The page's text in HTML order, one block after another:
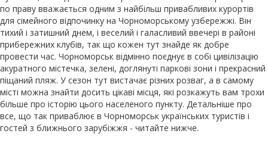
по праву вважається одним з найбільш привабливих курортів
для сімейного відпочинку на Чорноморському узбережжі. Він
тихий і затишний днем, і веселий і галасливий ввечері в районі
прибережних клубів, так що кожен тут знайде як добре
провести час. Чорноморськ відмінно поєднує в собі цивілізацію
акуратного містечка, зелені, доглянуті паркові зони і прекрасний
піщаний пляж. У сезон тут вистачає різних розваг, а в самому
місті можна знайти досить цікаві місця, які розкажуть вам трохи
більше про історію цього населеного пункту. Детальніше про
все, що так приваблює в Чорноморськ українських туристів і
гостей з ближнього зарубіжжя - читайте нижче.